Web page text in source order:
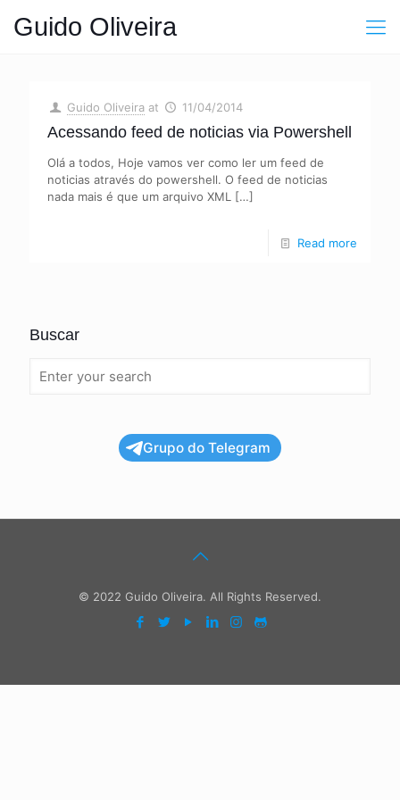
Guido Oliveira
Guido Oliveira at 11/04/2014
Acessando feed de noticias via Powershell
Olá a todos, Hoje vamos ver como ler um feed de
noticias através do powershell. O feed de noticias
nada mais é que um arquivo XML […]
Read more
Buscar
Grupo do Telegram
© 2022 Guido Oliveira. All Rights Reserved.